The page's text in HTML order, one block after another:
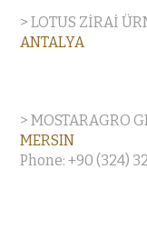
> LOTUS ZİRAİ
ANTALYA
> MOSTARAGRO
MERSIN
Phone: +90 (324)